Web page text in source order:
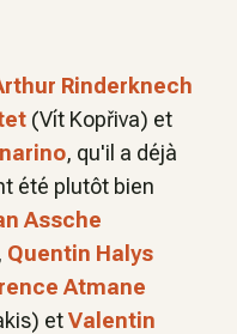
Rinderknech
(Vít Kopřiva) et
, qu'il a déjà
été plutôt bien
Assche
Quentin Halys
Atmane
etValentin